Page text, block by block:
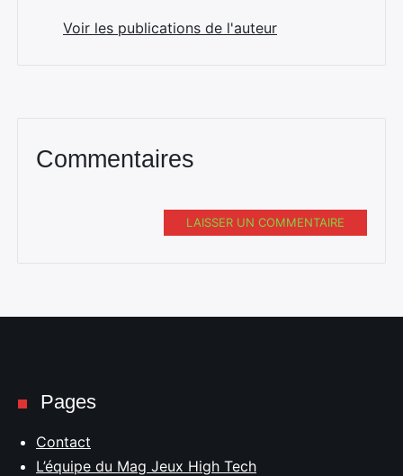
Voir les publications de l'auteur
Commentaires
LAISSER UN COMMENTAIRE
Pages
Contact
L’équipe du Mag Jeux High Tech